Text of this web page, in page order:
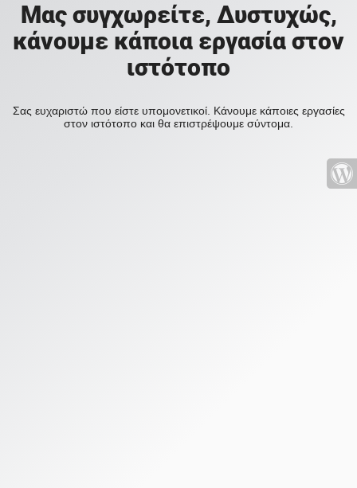
Μας συγχωρείτε, Δυστυχώς,
κάνουμε κάποια εργασία στον
ιστότοπο
Σας ευχαριστώ που είστε υπομονετικοί. Κάνουμε κάποιες εργασίες
στον ιστότοπο και θα επιστρέψουμε σύντομα.